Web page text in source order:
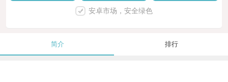
安卓市场，安全绿色
简介 排行